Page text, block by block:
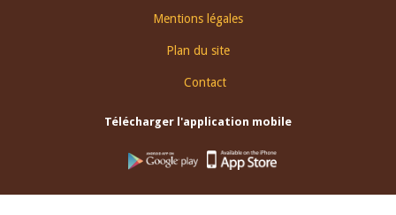
Mentions légales
Plan du site
Contact
Télécharger l'application mobile